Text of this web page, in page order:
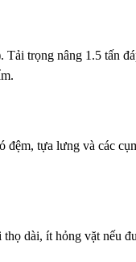
Tải trọng nâng 1.5 tấn
đệm, tựa lưng và các
dài, ít hỏng vặt nếu